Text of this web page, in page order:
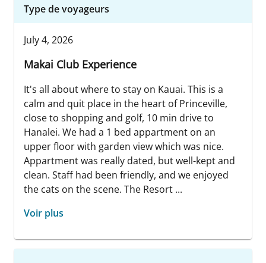
Type de voyageurs
July 4, 2026
Makai Club Experience
It's all about where to stay on Kauai. This is a
calm and quit place in the heart of Princeville,
close to shopping and golf, 10 min drive to
Hanalei. We had a 1 bed appartment on an
upper floor with garden view which was nice.
Appartment was really dated, but well-kept and
clean. Staff had been friendly, and we enjoyed
the cats on the scene. The Resort ...
Voir plus